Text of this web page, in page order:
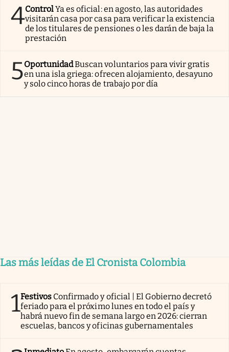
4ControlYa es oficial: en agosto, las autoridades
visitarán casa por casa para verificar la existencia
de los titulares de pensiones o les darán de baja la
prestación
5OportunidadBuscan voluntarios para vivir gratis
en una isla griega: ofrecen alojamiento, desayuno
y solo cinco horas de trabajo por día
Las más leídas de El Cronista Colombia
1Festivos Confirmado y oficial | El Gobierno decretó
feriado para el próximo lunes en todo el país y
habrá nuevo fin de semana largo en 2026: cierran
escuelas, bancos y oficinas gubernamentales